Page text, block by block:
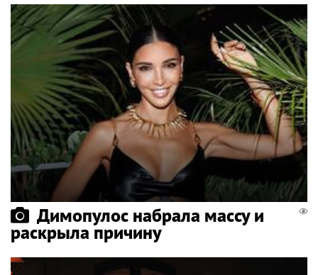
Димопулос набрала массу и
раскрыла причину